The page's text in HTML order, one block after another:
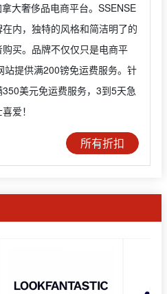
大奢侈品电商平台。SSENSE
内，独特的风格和简洁明了的
买。品牌不仅仅只是电商平
站提供满200镑免运费服务。针
美元免运费服务，3到5天急
爱！
所有折扣